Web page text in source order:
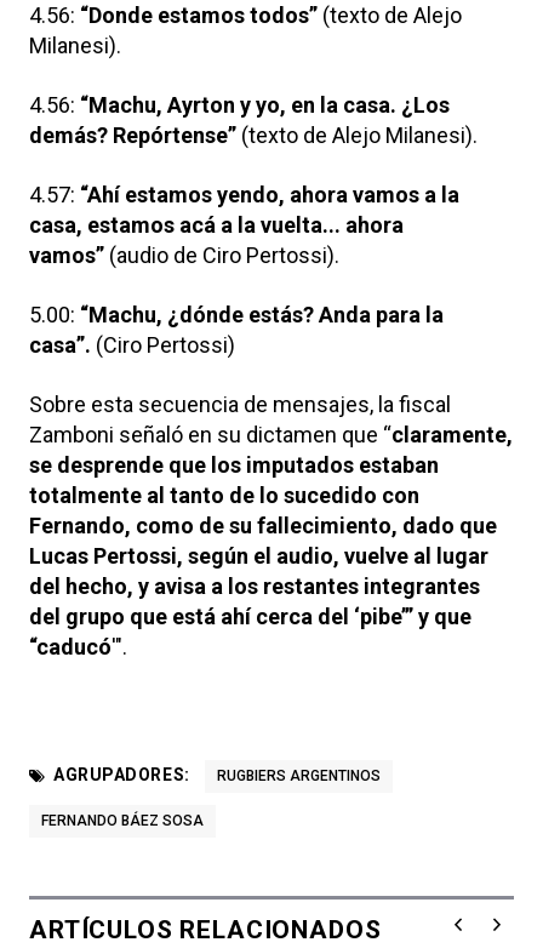
4.56: “Donde estamos todos” (texto de Alejo
Milanesi).
4.56: “Machu, Ayrton y yo, en la casa. ¿Los
demás? Repórtense” (texto de Alejo Milanesi).
4.57: “Ahí estamos yendo, ahora vamos a la
casa, estamos acá a la vuelta... ahora
vamos” (audio de Ciro Pertossi).
5.00: “Machu, ¿dónde estás? Anda para la
casa”. (Ciro Pertossi)
Sobre esta secuencia de mensajes, la fiscal
Zamboni señaló en su dictamen que “claramente,
se desprende que los imputados estaban
totalmente al tanto de lo sucedido con
Fernando, como de su fallecimiento, dado que
Lucas Pertossi, según el audio, vuelve al lugar
del hecho, y avisa a los restantes integrantes
del grupo que está ahí cerca del ‘pibe’” y que
“caducó'".
AGRUPADORES: RUGBIERS ARGENTINOS
FERNANDO BÁEZ SOSA
ARTÍCULOS RELACIONADOS